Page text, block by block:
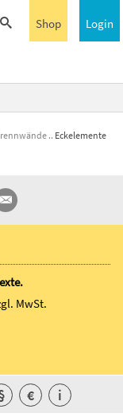
Login
Shop
Eckelemente
MwSt.
€ i